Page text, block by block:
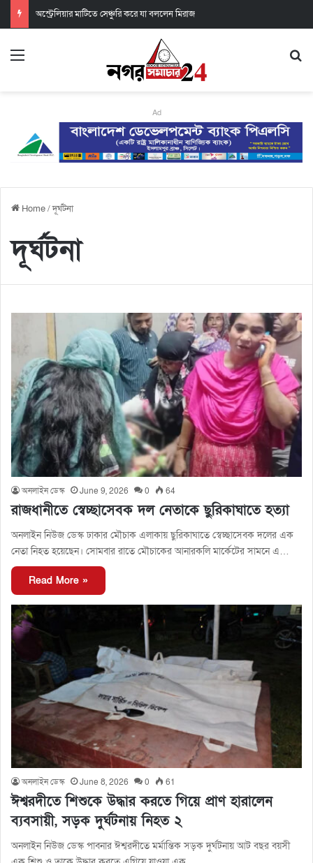
গ্যাসের দাম এক টাকাও বাড়ালে সরকার টিকতে পারবে না: নাহিদ ইসলাম
Ad
Home/দূর্ঘটনা
দূর্ঘটনা
অনলাইন ডেস্ক June 9, 2026 0 64
রাজধানীতে স্বেচ্ছাসেবক দল নেতাকে ছুরিকাঘাতে হত্যা
অনলাইন নিউজ ডেস্ক ঢাকার মৌচাক এলাকায় ছুরিকাঘাতে স্বেচ্ছাসেবক দলের এক
নেতা নিহত হয়েছেন। সোমবার রাতে মৌচাকের আনারকলি মার্কেটের সামনে এ…
Read More »
অনলাইন ডেস্ক June 8, 2026 0 61
ঈশ্বরদীতে শিশুকে উদ্ধার করতে গিয়ে প্রাণ হারালেন
ব্যবসায়ী, সড়ক দুর্ঘটনায় নিহত ২
অনলাইন নিউজ ডেস্ক পাবনার ঈশ্বরদীতে মর্মান্তিক সড়ক দুর্ঘটনায় আট বছর বয়সী